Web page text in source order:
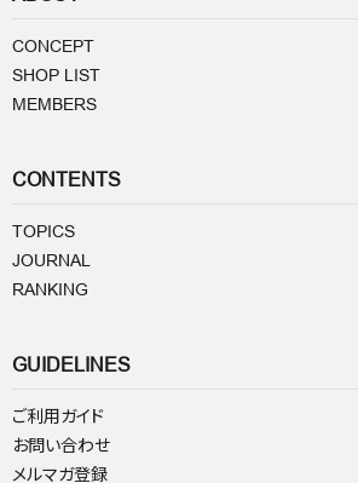
CONCEPT
SHOP LIST
MEMBERS
CONTENTS
TOPICS
JOURNAL
RANKING
GUIDELINES
ご利用ガイド
お問い合わせ
メルマガ登録